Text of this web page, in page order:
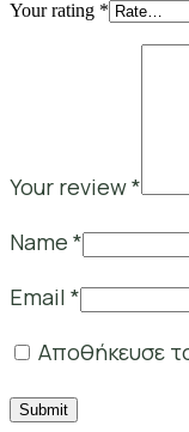
Your rating *
Your review*
Name *
Email *
Αποθήκευσε